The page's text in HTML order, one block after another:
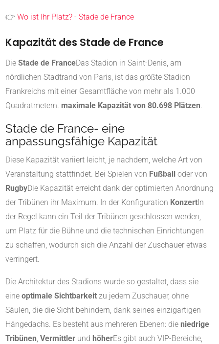
👉 Wo ist Ihr Platz? - Stade de France
Kapazität des Stade de France
Die Stade de FranceDas Stadion in Saint-Denis, am
nördlichen Stadtrand von Paris, ist das größte Stadion
Frankreichs mit einer Gesamtfläche von mehr als 1.000
Quadratmetern. maximale Kapazität von 80.698 Plätzen.
Stade de France- eine
anpassungsfähige Kapazität
Diese Kapazität variiert leicht, je nachdem, welche Art von
Veranstaltung stattfindet. Bei Spielen von Fußball
oder von
RugbyDie Kapazität erreicht dank der optimierten Anordnung
der Tribünen ihr Maximum. In der Konfiguration Konzert In
der Regel kann ein Teil der Tribünen geschlossen werden,
um Platz für die Bühne und die technischen Einrichtungen
zu schaffen, wodurch sich die Anzahl der Zuschauer etwas
verringert.
Die Architektur des Stadions wurde so gestaltet, dass sie
eine optimale Sichtbarkeit zu jedem Zuschauer, ohne
Säulen, die die Sicht behindern, dank seines einzigartigen
Hängedachs. Es besteht aus mehreren Ebenen: die niedrige
Tribünen, Vermittler und höherEs gibt auch VIP-Bereiche,